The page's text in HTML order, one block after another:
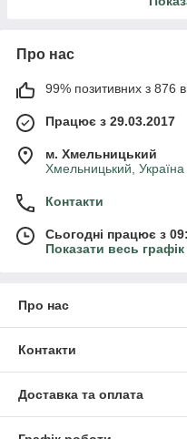
Про нас
99% позитивних з 876
Працює з 29.03.2017
м. Хмельницький
Хмельницький, Україна
Контакти
Сьогодні працює з
Показати весь
Про нас
Контакти
Доставка та оплата